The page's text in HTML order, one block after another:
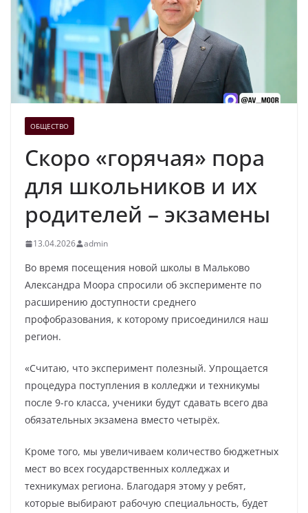
ОБЩЕСТВО
Скоро «горячая» пора
для школьников и их
родителей – экзамены
13.04.2026 admin
Во время посещения новой школы в Мальково
Александра Моора спросили об эксперименте по
расширению доступности среднего
профобразования, к которому присоединился наш
регион.
«Считаю, что эксперимент полезный. Упрощается
процедура поступления в колледжи и техникумы
после 9-го класса, ученики будут сдавать всего два
обязательных экзамена вместо четырёх.
Кроме того, мы увеличиваем количество бюджетных
мест во всех государственных колледжах и
техникумах региона. Благодаря этому у ребят,
которые выбирают рабочую специальность, будет